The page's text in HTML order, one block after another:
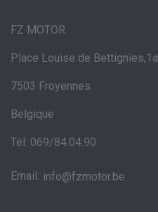
FZ MOTOR
Place Louise de Bettignies,1a
7503 Froyennes
Belgique
Tél: 069/84.04.90
Email: info@fzmotor.be